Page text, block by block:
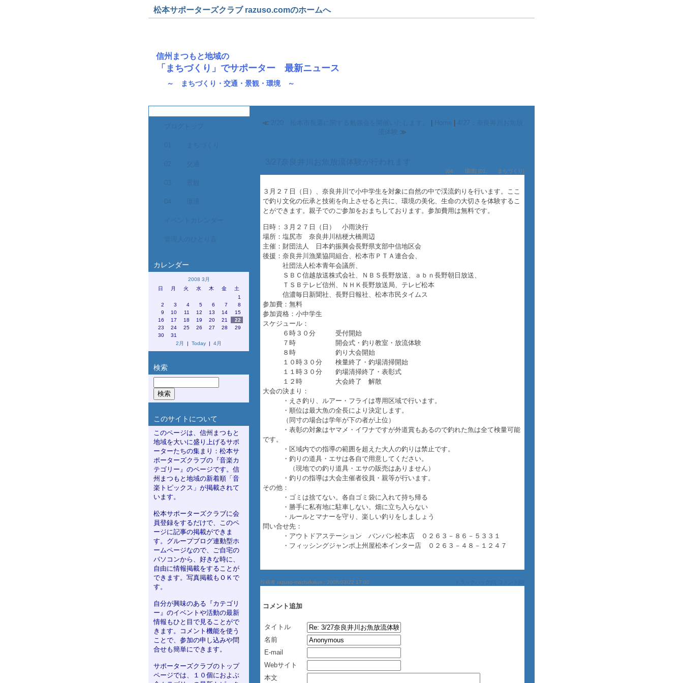
松本サポーターズクラブ razuso.comのホームへ
信州まつもと地域の
「まちづくり」でサポーター 最新ニュース
～ まちづくり・交通・景観・環境 ～
カレンダー
2008 3月
日
月 火 水 木 金
土
1
2
3 4 5 6 7
8
9
10 11 12 13 14
15
16
17 18 19 20 21
22
23
24 25 26 27 28
29
30
31
2月
| Today | 4月
検索
このサイトについて
このページは、信州まつもと
地域を大いに盛り上げるサポ
ーターたちの集まり：松本サ
ポーターズクラブの『音楽カ
テゴリー』のページです。信
州まつもと地域の新着順「音
楽トピックス」が掲載されて
います。
松本サポーターズクラブに会
員登録をするだけで、このペ
ージに記事の掲載ができま
す。グループブログ連動型ホ
ームページなので、ご自宅の
パソコンから、好きな時に、
自由に情報掲載をすることが
できます。写真掲載もＯＫで
す。
自分が興味のある『カテゴリ
ー』のイベントや活動の最新
情報もひと目で見ることがで
きます。コメント機能を使う
ことで、参加の申し込みや問
合せも簡単にできます。
サポーターズクラブのトップ
ページでは、１０個におよぶ
≪
≫
[04. 環境] [01. まちづくり]
３月２７日（日）、奈良井川で小中学生を対象に自然の中で渓流釣りを行います。ここ
で釣り文化の伝承と技術を向上させると共に、環境の美化、生命の大切さを体験するこ
とができます。親子でのご参加をおまちしております。参加費用は無料です。
日時：３月２７日（日） 小雨決行
場所：塩尻市 奈良井川桔梗大橋周辺
主催：財団法人 日本釣振興会長野県支部中信地区会
後援：奈良井川漁業協同組合、松本市ＰＴＡ連合会、
社団法人松本青年会議所、
ＳＢＣ信越放送株式会社、ＮＢＳ長野放送、ａｂｎ長野朝日放送、
ＴＳＢテレビ信州、ＮＨＫ長野放送局、テレビ松本
信濃毎日新聞社、長野日報社、松本市民タイムス
参加費：無料
参加資格：小中学生
スケジュール：
６時３０分 受付開始
７時 開会式・釣り教室・放流体験
８時 釣り大会開始
１０時３０分 検量終了・釣場清掃開始
１１時３０分 釣場清掃終了・表彰式
１２時 大会終了 解散
大会の決まり：
・えさ釣り、ルアー・フライは専用区域で行います。
・順位は最大魚の全長により決定します。
（同寸の場合は学年が下の者が上位）
・表彰の対象はヤマメ・イワナですが外道賞もあるので釣れた魚は全て検量可能
です。
・区域内での指導の範囲を超えた大人の釣りは禁止です。
・釣りの道具・エサは各自で用意してください。
（現地での釣り道具・エサの販売はありません）
・釣りの指導は大会主催者役員・親等が行います。
その他：
・ゴミは捨てない。各自ゴミ袋に入れて持ち帰る
・勝手に私有地に駐車しない。畑に立ち入らない
・ルールとマナーを守り、楽しい釣りをしましょう
問い合せ先：
・アウトドアステーション バンバン松本店 ０２６３－８６－５３３１
・フィッシングジャンボ上州屋松本インター店 ０２６３－４８－１２４７
投稿者 razuso-machidukuri : 2008/03/22 17:00
コメント追加
タイトル
名前
E-mail
Webサイト
本文